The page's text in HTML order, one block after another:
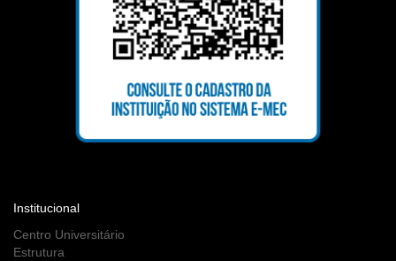
Institucional
Centro Universitário
Estrutura